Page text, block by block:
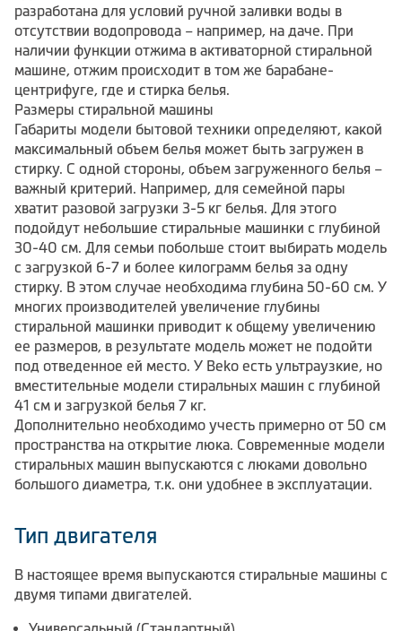
разработана для условий ручной заливки воды в
отсутствии водопровода – например, на даче. При
наличии функции отжима в активаторной стиральной
машине, отжим происходит в том же барабане-
центрифуге, где и стирка белья.
Размеры стиральной машины
Габариты модели бытовой техники определяют, какой
максимальный объем белья может быть загружен в
стирку. С одной стороны, объем загруженного белья –
важный критерий. Например, для семейной пары
хватит разовой загрузки 3-5 кг белья. Для этого
подойдут небольшие стиральные машинки с глубиной
30-40 см. Для семьи побольше стоит выбирать модель
с загрузкой 6-7 и более килограмм белья за одну
стирку. В этом случае необходима глубина 50-60 см. У
многих производителей увеличение глубины
стиральной машинки приводит к общему увеличению
ее размеров, в результате модель может не подойти
под отведенное ей место. У Beko есть ультраузкие, но
вместительные модели стиральных машин с глубиной
41 см и загрузкой белья 7 кг.
Дополнительно необходимо учесть примерно от 50 см
пространства на открытие люка. Современные модели
стиральных машин выпускаются с люками довольно
большого диаметра, т.к. они удобнее в эксплуатации.
Тип двигателя
В настоящее время выпускаются стиральные машины с
двумя типами двигателей.